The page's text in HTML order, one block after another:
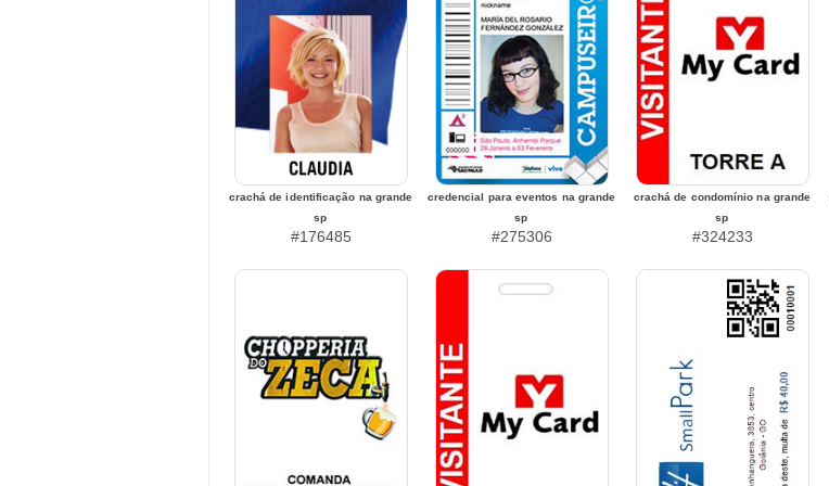
crachá de identificação na grande
sp
#176485
credencial para eventos na grande
sp
#275306
crachá de condomínio na grande
sp
#324233